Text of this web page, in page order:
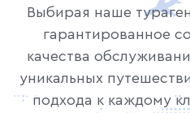
Выбирая наше
гарантированное
качества
уникальных
подхода к каждому